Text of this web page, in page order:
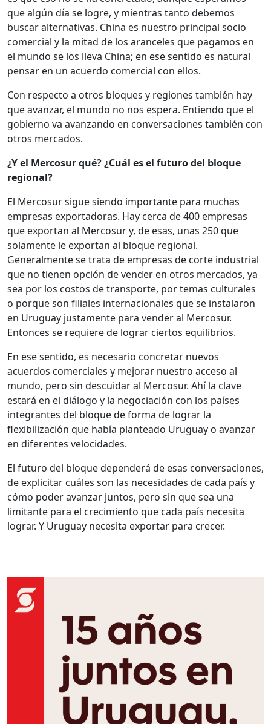
que algún día se logre, y mientras tanto debemos
buscar alternativas. China es nuestro principal socio
comercial y la mitad de los aranceles que pagamos en
el mundo se los lleva China; en ese sentido es natural
pensar en un acuerdo comercial con ellos.
Con respecto a otros bloques y regiones también hay
que avanzar, el mundo no nos espera. Entiendo que el
gobierno va avanzando en conversaciones también con
otros mercados.
¿Y el Mercosur qué? ¿Cuál es el futuro del bloque
regional?
El Mercosur sigue siendo importante para muchas
empresas exportadoras. Hay cerca de 400 empresas
que exportan al Mercosur y, de esas, unas 250 que
solamente le exportan al bloque regional.
Generalmente se trata de empresas de corte industrial
que no tienen opción de vender en otros mercados, ya
sea por los costos de transporte, por temas culturales
o porque son filiales internacionales que se instalaron
en Uruguay justamente para vender al Mercosur.
Entonces se requiere de lograr ciertos equilibrios.
En ese sentido, es necesario concretar nuevos
acuerdos comerciales y mejorar nuestro acceso al
mundo, pero sin descuidar al Mercosur. Ahí la clave
estará en el diálogo y la negociación con los países
integrantes del bloque de forma de lograr la
flexibilización que había planteado Uruguay o avanzar
en diferentes velocidades.
El futuro del bloque dependerá de esas conversaciones,
de explicitar cuáles son las necesidades de cada país y
cómo poder avanzar juntos, pero sin que sea una
limitante para el crecimiento que cada país necesita
lograr. Y Uruguay necesita exportar para crecer.